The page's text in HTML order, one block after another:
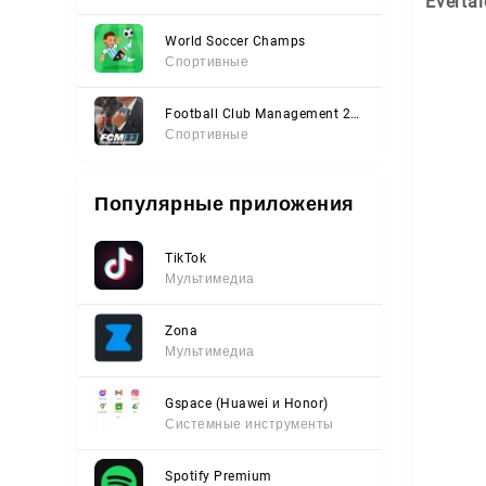
World Soccer Champs
Спортивные
Football Club Management 2023
Спортивные
Популярные приложения
TikTok
Мультимедиа
Zona
Мультимедиа
Gspace (Huawei и Honor)
Системные инструменты
Spotify Premium